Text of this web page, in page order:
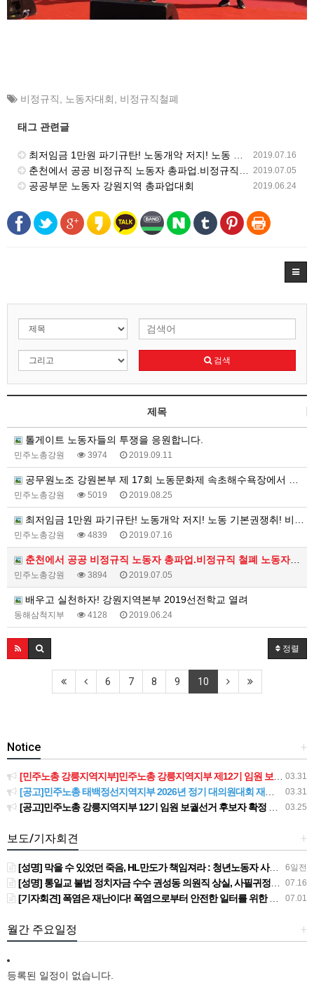
비정규직 노동자대회 비정규직철폐
태그 관련글
2019.07.16
최저임금 1만원 파기규탄! 노동개악 저지! 노동 기본권쟁취! 비정규직 철폐! 재벌개혁! 민주노총 결의대회
2019.07.05
춘천에서 공공 비정규직 노동자 총파업.비정규직 철폐 노동자대회 열려
2019.06.24
공공부문 노동자 강원지역 총파업대회
검색
제목
톨게이트 노동자들의 투쟁을 응원합니다.
민주노총강원 3974 2019.09.11
공무원노조 강원본부 제 17회 노동문화제 속초해수욕장에서 개최
민주노총강원 5019 2019.08.25
최저임금 1만원 파기규탄! 노동개악 저지! 노동 기본권쟁취! 비정규직 철폐! 재벌개혁! 민주노총 결의대회
민주노총강원 4839 2019.07.16
춘천에서 공공 비정규직 노동자 총파업.비정규직 철폐 노동자대회 열려
민주노총강원 3894 2019.07.05
배우고 실천하자! 강원지역본부 2019선전학교 열려
동해삼척지부 4128 2019.06.24
정렬
6 7 8 9 10
+
Notice
03.31
[민주노총 강릉지역지부]민주노총 강릉지역지부 제12기 임원 보궐선거결과 공고
03.31
[공고]민주노총 태백정선지역지부 2026년 정기 대의원대회 재소집 건
03.25
[공고]민주노총 강릉지역지부 12기 임원 보궐선거 후보자 확정 공고
+
보도/기자회견
6일전
[성명] 막을 수 있었던 죽음, HL만도가 책임져라 : 청년노동자 사망사고의 철저한 진상규명과 재발방지 대책 마련하라
07.16
[성명] 통일교 불법 정치자금 수수 권성동 의원직 상실, 사필귀정이다
07.01
[기자회견] 폭염은 재난이다! 폭염으로부터 안전한 일터를 위한 민주노총 강원지역본부 폭염감시단 선포 기자회견
+
월간 주요일정
등록된 일정이 없습니다.